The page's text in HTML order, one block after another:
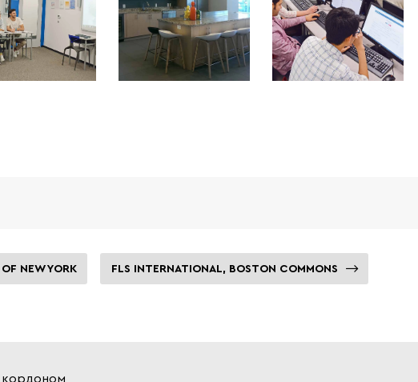
NEW YORK FLS INTERNATIONAL, BOSTON COMMONS
кордоном